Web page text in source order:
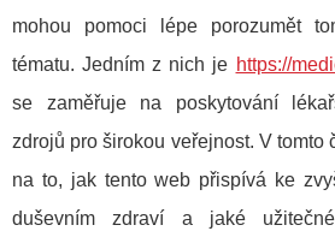
mohou pomoci lépe porozumět
tématu. Jedním z nich je https://
se zaměřuje na poskytování
zdrojů pro širokou veřejnost. V tomto
na to, jak tento web přispívá ke
duševním zdraví a jaké